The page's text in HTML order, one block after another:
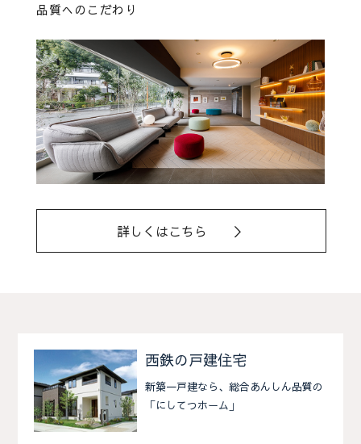
品質へのこだわり
詳しくはこちら ＞
西鉄の戸建住宅
新築一戸建なら、総合あんしん品質の
「にしてつホーム」